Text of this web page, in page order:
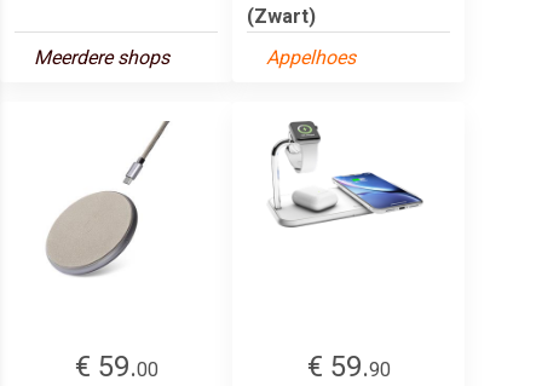
Meerdere shops
(Zwart)
Appelhoes
€ 59.00 € 59.90